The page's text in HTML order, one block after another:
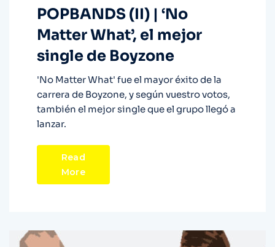
POPBANDS (II) | ‘No
Matter What’, el mejor
single de Boyzone
'No Matter What' fue el mayor éxito de la
carrera de Boyzone, y según vuestro votos,
también el mejor single que el grupo llegó a
lanzar.
Read
More